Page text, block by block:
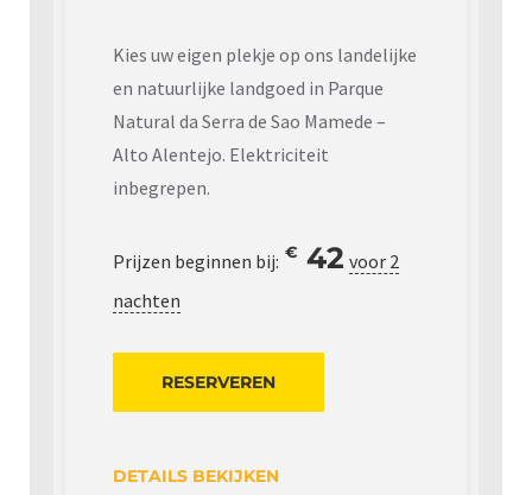
Kies uw eigen plekje op ons landelijke
en natuurlijke landgoed in Parque
Natural da Serra de Sao Mamede –
Alto Alentejo. Elektriciteit
inbegrepen.
Prijzen beginnen bij: € 42 voor 2
nachten
DETAILS BEKIJKEN
RESERVEREN